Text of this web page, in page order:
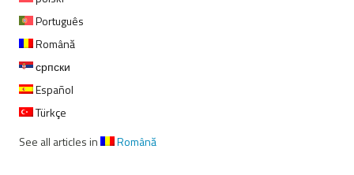
Português
Română
српски
Español
Türkçe
See all articles in
Română